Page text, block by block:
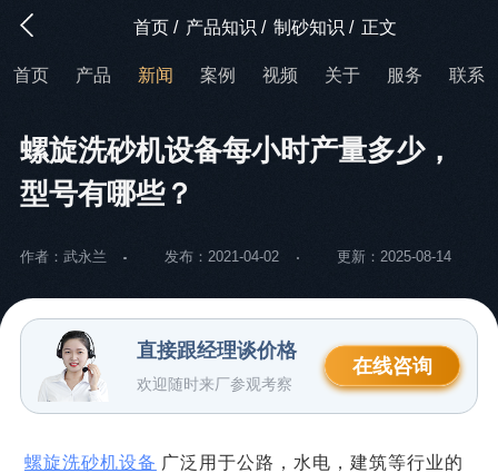
首页 / 产品知识 / 制砂知识 / 正文
首页 产品 新闻 案例 视频 关于 服务 联系
螺旋洗砂机设备每小时产量多少，
型号有哪些？
作者：武永兰 发布：2021-04-02 更新：2025-08-14
直接跟经理谈价格
欢迎随时来厂参观考察
在线咨询
螺旋洗砂机设备 广泛用于公路，水电，建筑等行业的